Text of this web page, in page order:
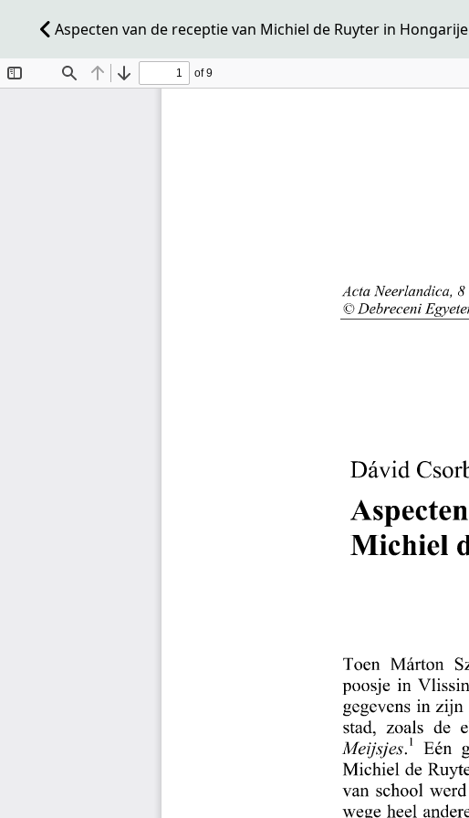
Aspecten van de receptie van Michiel de Ruyter in Hongarije